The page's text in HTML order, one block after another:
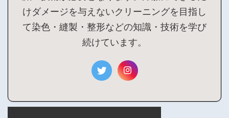
けダメージを与えないクリーニングを目指し
て染色・縫製・整形などの知識・技術を学び
続けています。